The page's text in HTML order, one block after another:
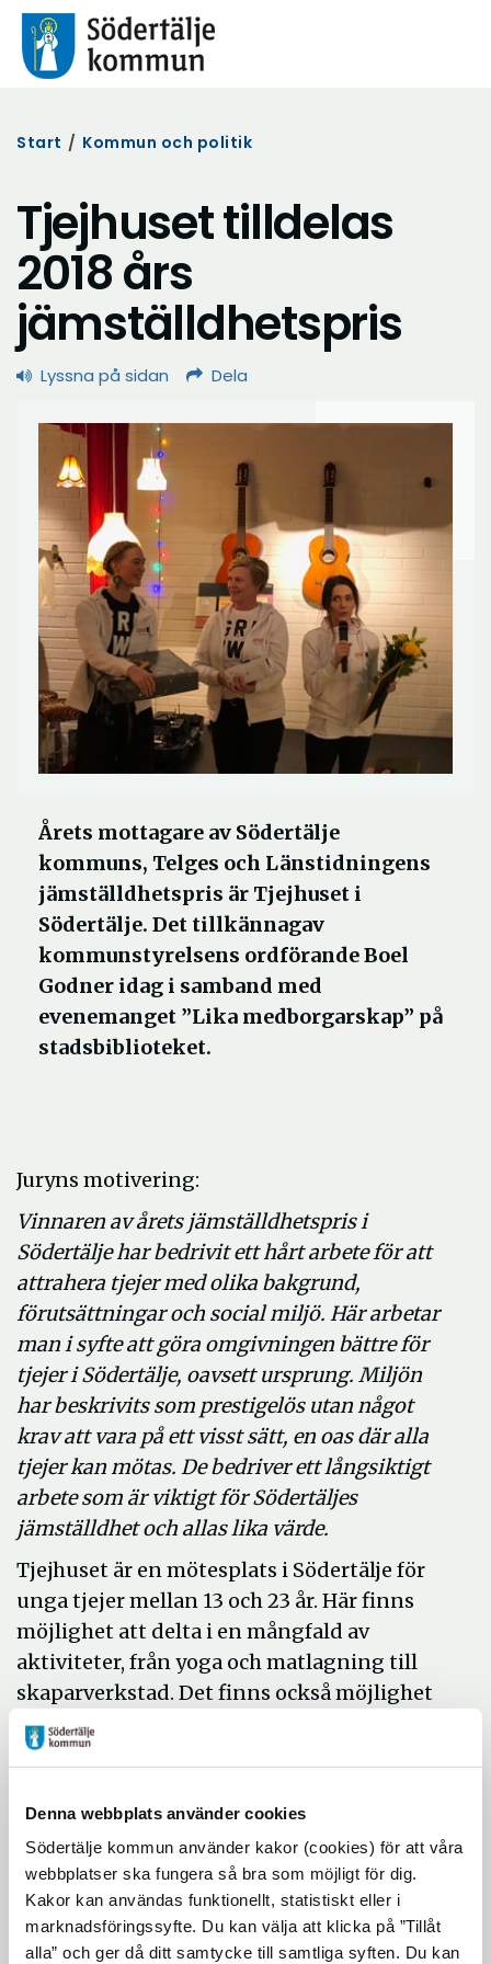
Denna webbplats använder cookies
Södertälje kommun använder kakor (cookies) för att våra
webbplatser ska fungera så bra som möjligt för dig.
Kakor kan användas funktionellt, statistiskt eller i
marknadsföringssyfte. Du kan välja att klicka på ”Tillåt
alla” och ger då ditt samtycke till samtliga syften. Du kan
Start / Kommun och politik
Tjejhuset tilldelas
2018 års
jämställdhetspris
Lyssna på sidan Dela
Årets mottagare av Södertälje
kommuns, Telges och Länstidningens
jämställdhetspris är Tjejhuset i
Södertälje. Det tillkännagav
kommunstyrelsens ordförande Boel
Godner idag i samband med
evenemanget ”Lika medborgarskap” på
stadsbiblioteket.
Juryns motivering:
Vinnaren av årets jämställdhetspris i
Södertälje har bedrivit ett hårt arbete för att
attrahera tjejer med olika bakgrund,
förutsättningar och social miljö. Här arbetar
man i syfte att göra omgivningen bättre för
tjejer i Södertälje, oavsett ursprung. Miljön
har beskrivits som prestigelös utan något
krav att vara på ett visst sätt, en oas där alla
tjejer kan mötas. De bedriver ett långsiktigt
arbete som är viktigt för Södertäljes
jämställdhet och allas lika värde.
Tjejhuset är en mötesplats i Södertälje för
unga tjejer mellan 13 och 23 år. Här finns
möjlighet att delta i en mångfald av
aktiviteter, från yoga och matlagning till
skaparverkstad. Det finns också möjlighet
till samtalsstöd, både i grupp och
individuellt. På Tjejhuset finns det per­so­nal
av att leva med olika kul­tu­rer.
Allmänheten har under januari och februari
haft möjlighet att nominera kandidater till
priset. I juryn för jämställdhetspriset ingår